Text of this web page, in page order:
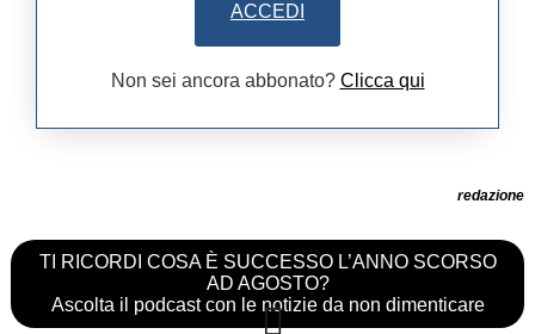
ACCEDI
Non sei ancora abbonato? Clicca qui
redazione
TI RICORDI COSA È SUCCESSO L’ANNO SCORSO
AD AGOSTO?
Ascolta il podcast con le notizie da non dimenticare